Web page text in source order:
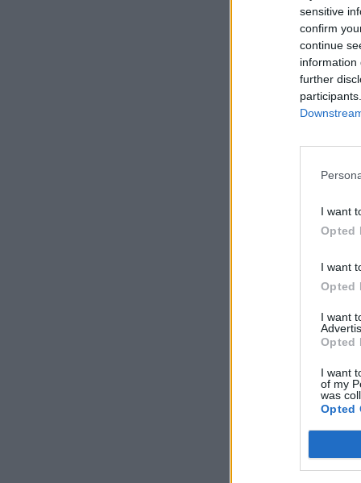
sensitive
confirm
continue
information
further
I want
Opted
I want
Opted
I want
Opted
I want
of my
was
Opted